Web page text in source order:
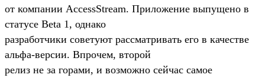
от компании AccessStream. Приложение выпущено в
статусе Beta 1, однако
разработчики советуют рассматривать его в качестве
альфа-версии. Впрочем, второй
релиз не за горами, и возможно сейчас самое